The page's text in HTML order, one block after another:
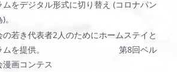
をデジタル形式に切り替え (コロナパン
若き代表者2人のためにホームステイと
グラムを提供。 第8回ベル
漫画コンテス